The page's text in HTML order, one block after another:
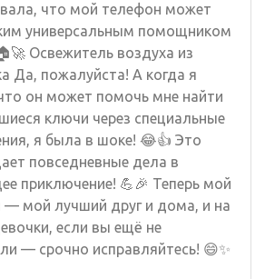
что мой телефон может
универсальным помощником
Освежитель воздуха из
Да, пожалуйста! А когда я
он может помочь мне найти
ключи через специальные
я была в шоке! 😂👍 Это
повседневные дела в
приключение! 💪🎉 Теперь мой
— мой лучший друг и дома, и на
если вы ещё не
— срочно исправляйтесь! 😄✨